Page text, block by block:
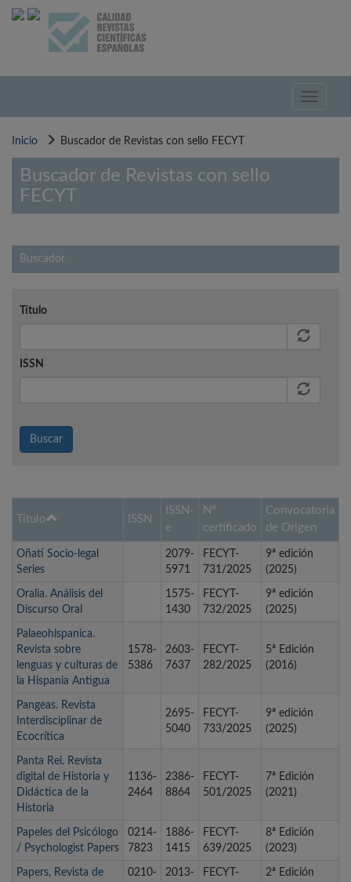
Pasar
Toggle
Inicio Buscador de Revistas con sello FECYT
Buscador de Revistas con sello
FECYT
Buscador
Título
ISSN
Buscar
Título ISSN
ISSN-
e
Nº
certificado
Convocatoria
de Origen
Oñati Socio-legal
Series
2079-
5971
FECYT-
731/2025
9ª edición
(2025)
Oralia. Análisis del
Discurso Oral
1575-
1430
FECYT-
732/2025
9ª edición
(2025)
Palaeohispanica.
Revista sobre
lenguas y culturas de
la Hispania Antigua
1578-
5386
2603-
7637
FECYT-
282/2025
5ª Edición
(2016)
Pangeas. Revista
Interdisciplinar de
Ecocrítica
2695-
5040
FECYT-
733/2025
9ª edición
(2025)
Panta Rei. Revista
digital de Historia y
Didáctica de la
Historia
1136-
2464
2386-
8864
FECYT-
501/2025
7ª Edición
(2021)
Papeles del Psicólogo
/ Psychologist Papers
0214-
7823
1886-
1415
FECYT-
639/2025
8ª Edición
(2023)
Papers, Revista de
0210-
2013-
FECYT-
2ª Edición